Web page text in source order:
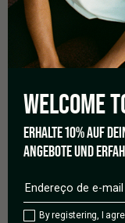
2 estrelas
1 estrela
bgroth84
WELCOME
ERHALTE 10% AUF
ANGEBOTE UND
By registering, I